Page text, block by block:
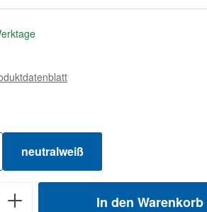
neutralweiß
In den Warenkorb